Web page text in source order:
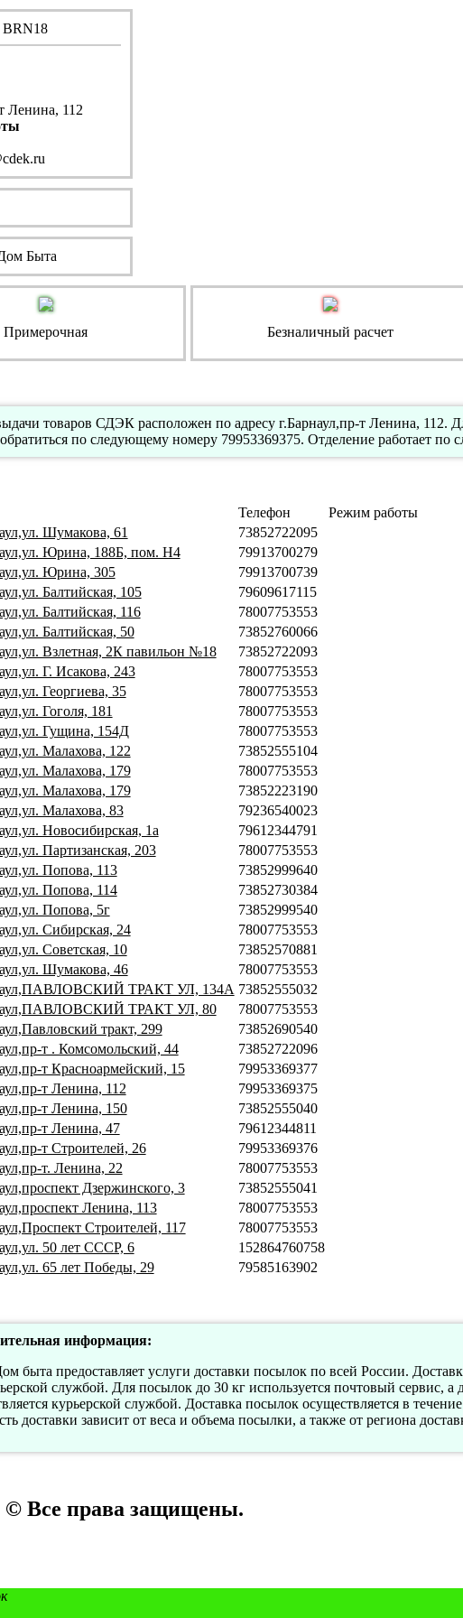
Ленина, 112
Быта
Примерочная Безналичный расчет
товаров СДЭК расположен по адресу г.Барнаул,пр-т Ленина, 112.
по следующему номеру 79953369375. Отделение работает по
Телефон
Режим работы
Шумакова, 61
73852722095
Юрина, 188Б, пом. Н4
79913700279
Юрина, 305
79913700739
Балтийская, 105
79609617115
Балтийская, 116
78007753553
Балтийская, 50
73852760066
Взлетная, 2К павильон №18
73852722093
Г. Исакова, 243
78007753553
Георгиева, 35
78007753553
Гоголя, 181
78007753553
Гущина, 154Д
78007753553
Малахова, 122
73852555104
Малахова, 179
78007753553
Малахова, 179
73852223190
Малахова, 83
79236540023
Новосибирская, 1а
79612344791
Партизанская, 203
78007753553
Попова, 113
73852999640
Попова, 114
73852730384
Попова, 5г
73852999540
Сибирская, 24
78007753553
Советская, 10
73852570881
Шумакова, 46
78007753553
ТРАКТ УЛ, 134А 73852555032
ТРАКТ УЛ, 80
78007753553
тракт, 299
73852690540
т . Комсомольский, 44
73852722096
т Красноармейский, 15
79953369377
т Ленина, 112
79953369375
т Ленина, 150
73852555040
т Ленина, 47
79612344811
т Строителей, 26
79953369376
т. Ленина, 22
78007753553
Дзержинского, 3
73852555041
Ленина, 113
78007753553
Строителей, 117
78007753553
50 лет СССР, 6
152864760758
65 лет Победы, 29 79585163902
информация:
быта предоставляет услуги доставки посылок по всей России.
службой. Для посылок до 30 кг используется почтовый сервис, а
курьерской службой. Доставка посылок осуществляется в
доставки зависит от веса и объема посылки, а также от региона
© Все права защищены.